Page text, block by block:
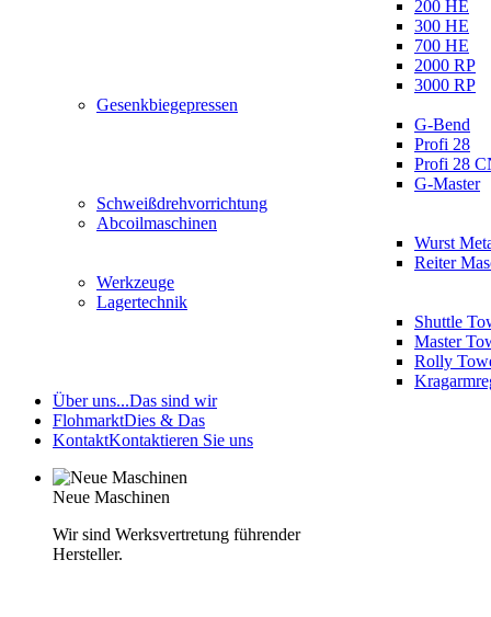
200 HE
300 HE
700 HE
2000 RP
3000 RP
Gesenkbiegepressen
G-Bend
Profi 28
Profi 28
G-Master
Schweißdrehvorrichtung
Abcoilmaschinen
Wurst
Reiter
Werkzeuge
Lagertechnik
Shuttle
Master
Rolly
Über uns...Das sind wir
FlohmarktDies & Das
KontaktKontaktieren Sie uns
Neue Maschinen
Wir sind Werksvertretung führender
Hersteller.